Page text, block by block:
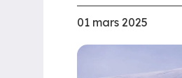
01 mars 2025